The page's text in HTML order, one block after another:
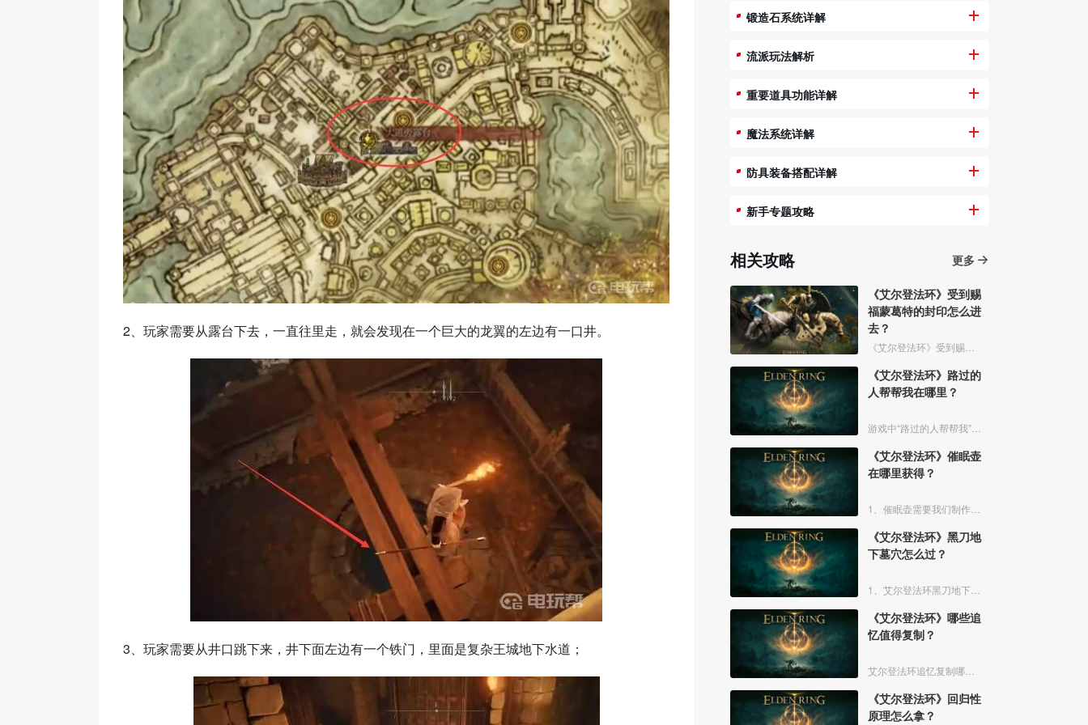
2、玩家需要从露台下去，一直往里走，就会发现在一个巨大的龙翼的左边有一口井。
3、玩家需要从井口跳下来，井下面左边有一个铁门，里面是复杂王城地下水道；
锻造石系统详解
流派玩法解析
重要道具功能详解
魔法系统详解
防具装备搭配详解
新手专题攻略
相关攻略 更多
《艾尔登法环》受到赐
福蒙葛特的封印怎么进
去？
《艾尔登法环》路过的
人帮帮我在哪里？
《艾尔登法环》催眠壶
在哪里获得？
《艾尔登法环》黑刀地
下墓穴怎么过？
《艾尔登法环》哪些追
忆值得复制？
《艾尔登法环》回归性
原理怎么拿？